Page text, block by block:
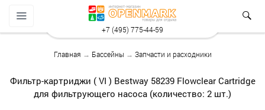
+7 (495) 775-44-59
Главная → Бассейны → Запчасти и расходники
Фильтр-картриджи ( VI ) Bestway 58239 Flowclear Cartridge
для фильтрующего насоса (количество: 2 шт.)